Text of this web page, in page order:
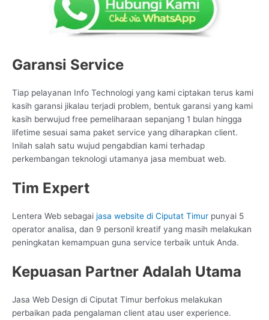
Garansi Service
Tiap pelayanan Info Technologi yang kami ciptakan terus kami
kasih garansi jikalau terjadi problem, bentuk garansi yang kami
kasih berwujud free pemeliharaan sepanjang 1 bulan hingga
lifetime sesuai sama paket service yang diharapkan client.
Inilah salah satu wujud pengabdian kami terhadap
perkembangan teknologi utamanya jasa membuat web.
Tim Expert
Lentera Web sebagai jasa website di Ciputat Timur punyai 5
operator analisa, dan 9 personil kreatif yang masih melakukan
peningkatan kemampuan guna service terbaik untuk Anda.
Kepuasan Partner Adalah Utama
Jasa Web Design di Ciputat Timur berfokus melakukan
perbaikan pada pengalaman client atau user experience.